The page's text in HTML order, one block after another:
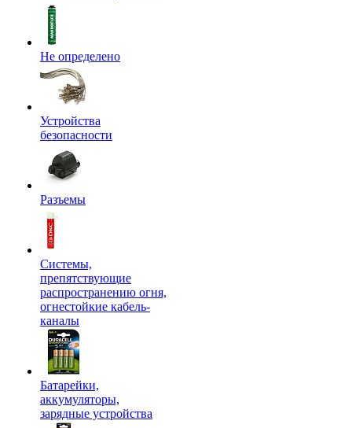
Не определено
Устройства
безопасности
Разъемы
Системы,
препятствующие
распространению огня,
огнестойкие кабель-
каналы
Батарейки,
аккумуляторы,
зарядные устройства